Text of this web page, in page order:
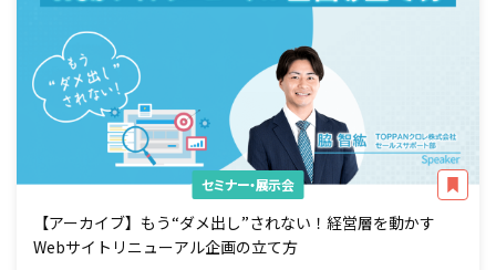
セミナー・展示会
【アーカイブ】もう“ダメ出し”されない！経営層を動かす
Webサイトリニューアル企画の立て方